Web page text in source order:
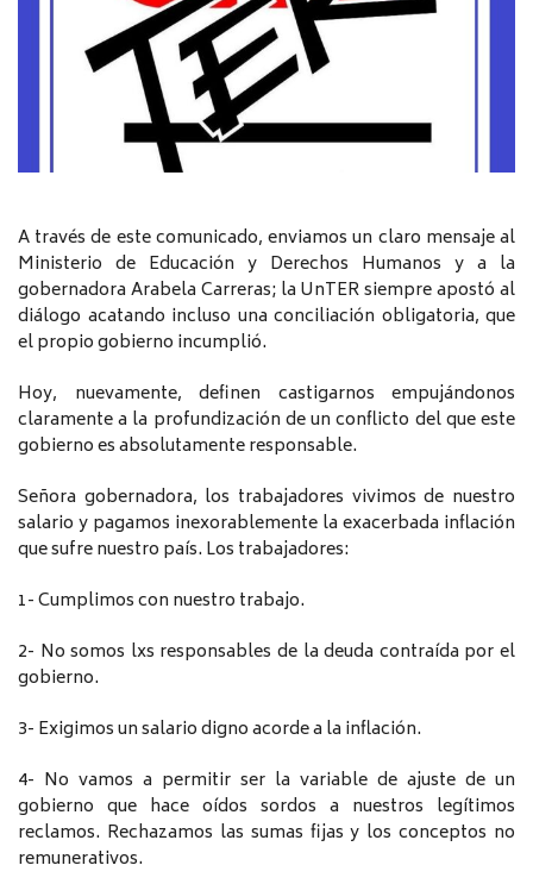
A través de este comunicado, enviamos un claro mensaje al
Ministerio de Educación y Derechos Humanos y a la
gobernadora Arabela Carreras; la UnTER siempre apostó al
diálogo acatando incluso una conciliación obligatoria, que
el propio gobierno incumplió.
Hoy, nuevamente, definen castigarnos empujándonos
claramente a la profundización de un conflicto del que este
gobierno es absolutamente responsable.
Señora gobernadora, los trabajadores vivimos de nuestro
salario y pagamos inexorablemente la exacerbada inflación
que sufre nuestro país. Los trabajadores:
1- Cumplimos con nuestro trabajo.
2- No somos lxs responsables de la deuda contraída por el
gobierno.
3- Exigimos un salario digno acorde a la inflación.
4- No vamos a permitir ser la variable de ajuste de un
gobierno que hace oídos sordos a nuestros legítimos
reclamos. Rechazamos las sumas fijas y los conceptos no
remunerativos.